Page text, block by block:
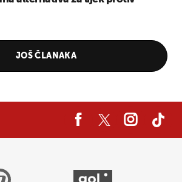
JOŠ ČLANAKA